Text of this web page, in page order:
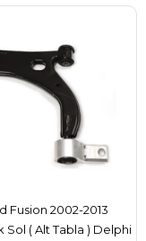
Fusion 2002-2013
Sol ( Alt Tabla ) Delphi